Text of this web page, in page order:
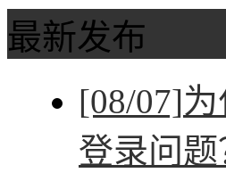
最新发布
[08/07]
登录问题